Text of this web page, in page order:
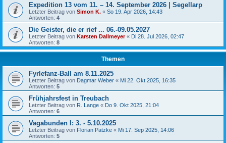
Expedition 13 vom 11. – 14. September 2026 | Segellarp
Letzter Beitrag von Simon K. « So 19. Apr 2026, 14:43
Antworten: 4
Die Geister, die er rief ... 06.-09.05.2027
Letzter Beitrag von Karsten Dallmeyer« Di 28. Jul 2026, 02:47
Antworten: 8
Themen
Fyrlefanz-Ball am 8.11.2025
Letzter Beitrag von Dagmar Weber « Mi 22. Okt 2025, 16:35
Antworten: 5
Frühjahrsfest in Treubach
Letzter Beitrag von R. Lange « Do 9. Okt 2025, 21:04
Antworten: 6
Vagabunden I: 3. - 5.10.2025
Letzter Beitrag von Florian Patzke « Mi 17. Sep 2025, 14:06
Antworten: 5